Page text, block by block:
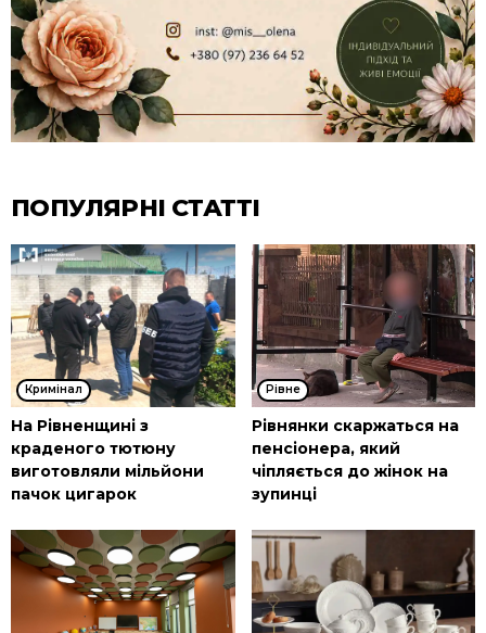
ПОПУЛЯРНІ СТАТТІ
Кримінал
На Рівненщині з
краденого тютюну
виготовляли мільйони
пачок цигарок
Рівне
Рівнянки скаржаться на
пенсіонера, який
чіпляється до жінок на
зупинці